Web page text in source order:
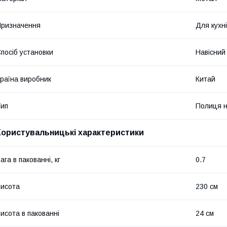
Для кухні
установки Навісний
виробник Китай
Полиця
характеристики
в пакованні, кг 0.7
230 см
в пакованні 24 см